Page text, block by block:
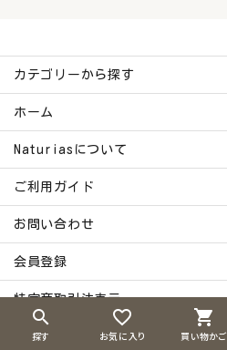
search
探す
favorite_border
お気に入り
shopping_cart
買い物かご
カテゴリーから探す
ホーム
Naturiasについて
ご利用ガイド
お問い合わせ
会員登録
特定商取引法表示
プライバシーポリシー